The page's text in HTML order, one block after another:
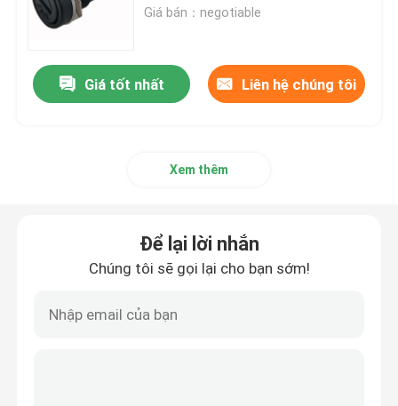
Giá bán：negotiable
Giá tốt nhất Liên hệ chúng tôi
Xem thêm
Để lại lời nhắn
Chúng tôi sẽ gọi lại cho bạn sớm!